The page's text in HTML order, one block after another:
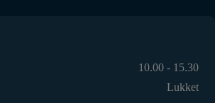
10.00 - 15.30
Lukket